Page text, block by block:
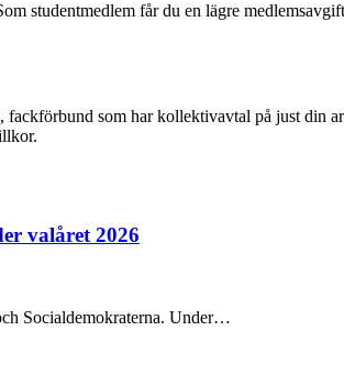
studentmedlem får du en lägre
som har kollektivavtal på just din
valåret 2026
Socialdemokraterna. Under…